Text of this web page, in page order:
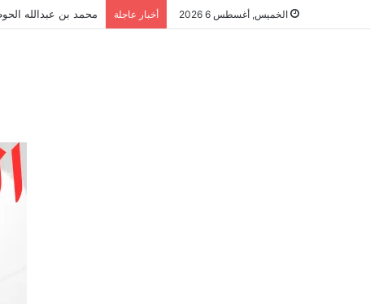
الخميس, أغسطس 6 2026 أخبار عاجلة محمد بن عبدالله